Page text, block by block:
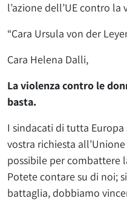
l’azione dell’UE contro
“Cara Ursula von der
Cara Helena Dalli,
La violenza contro le
basta.
I sindacati di tutta
vostra richiesta
possibile per combattere
Potete contare su di noi;
battaglia, dobbiamo